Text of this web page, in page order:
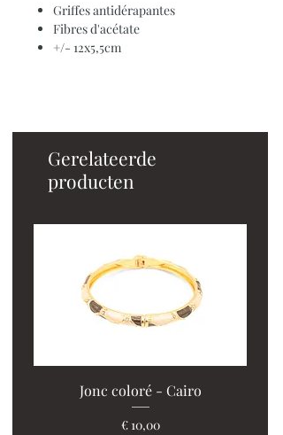
Griffes antidérapantes
Fibres d'acétate
+/- 12x5,5cm
Gerelateerde
producten
Jonc coloré - Cairo
Prijs
€ 10,00